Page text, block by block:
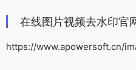
在线图片视频去水印官
https://www.apowersoft.cn/